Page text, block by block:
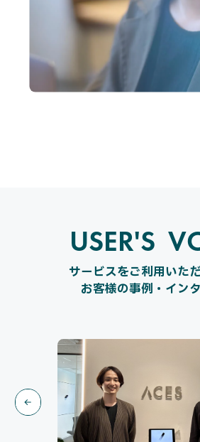
USER'S
USER'S V
サービスをご利用いた
お客様の事例・イン